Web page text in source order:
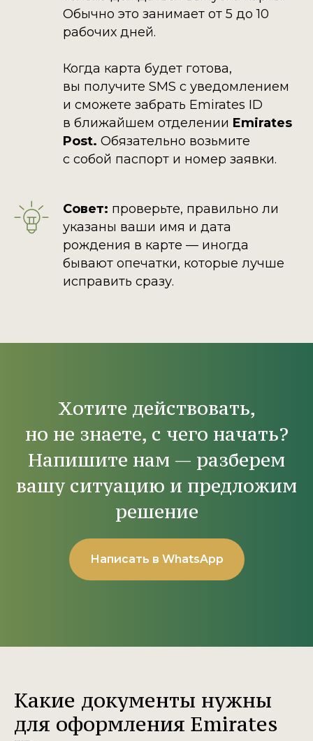
Обычно это занимает от 5 до 10
рабочих дней.
Когда карта будет готова,
вы получите SMS с уведомлением
и сможете забрать Emirates ID
в ближайшем отделении Emirates
Post. Обязательно возьмите
с собой паспорт и номер заявки.
Совет: проверьте, правильно ли
указаны ваши имя и дата
рождения в карте — иногда
бывают опечатки, которые лучше
исправить сразу.
Хотите действовать,
но не знаете, с чего начать?
Напишите нам — разберем
вашу ситуацию и предложим
решение
Написать в WhatsApp
Какие документы нужны
для оформления Emirates